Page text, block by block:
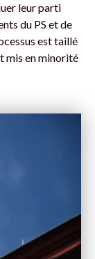
leur parti
du PS et de
est taillé
mis en minorité